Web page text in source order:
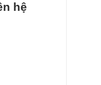
hệ